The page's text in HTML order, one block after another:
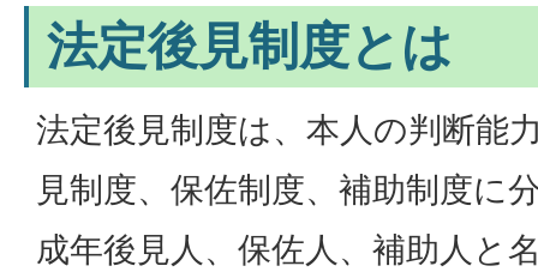
法定後見制度とは
法定後見制度は、本人の判断能
見制度、保佐制度、補助制度に
成年後見人、保佐人、補助人と